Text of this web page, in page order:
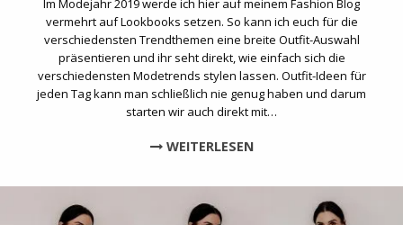
vermehrt auf Lookbooks setzen. So kann ich euch für die
verschiedensten Trendthemen eine breite Outfit-Auswahl
präsentieren und ihr seht direkt, wie einfach sich die
verschiedensten Modetrends stylen lassen. Outfit-Ideen für
jeden Tag kann man schließlich nie genug haben und darum
starten wir auch direkt mit…
WEITERLESEN